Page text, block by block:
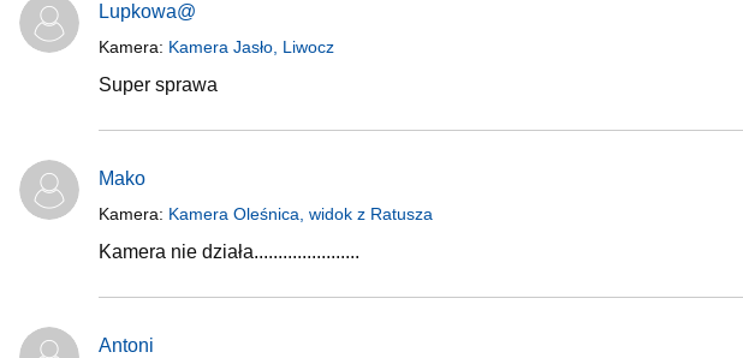
Lupkowa@
Kamera: Kamera Jasło, Liwocz
Super sprawa
Mako
Kamera: Kamera Oleśnica, widok z Ratusza
Kamera nie działa......................
Antoni